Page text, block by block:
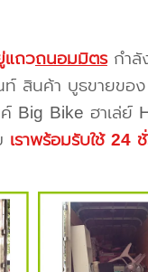
ถวถนอมมิตรกำลั
ท์ สินค้า บูธขายขอ
Big Bike ฮาเล่ย์
เราพร้อมรับใช้ 24